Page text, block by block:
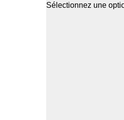
Sélectionnez une